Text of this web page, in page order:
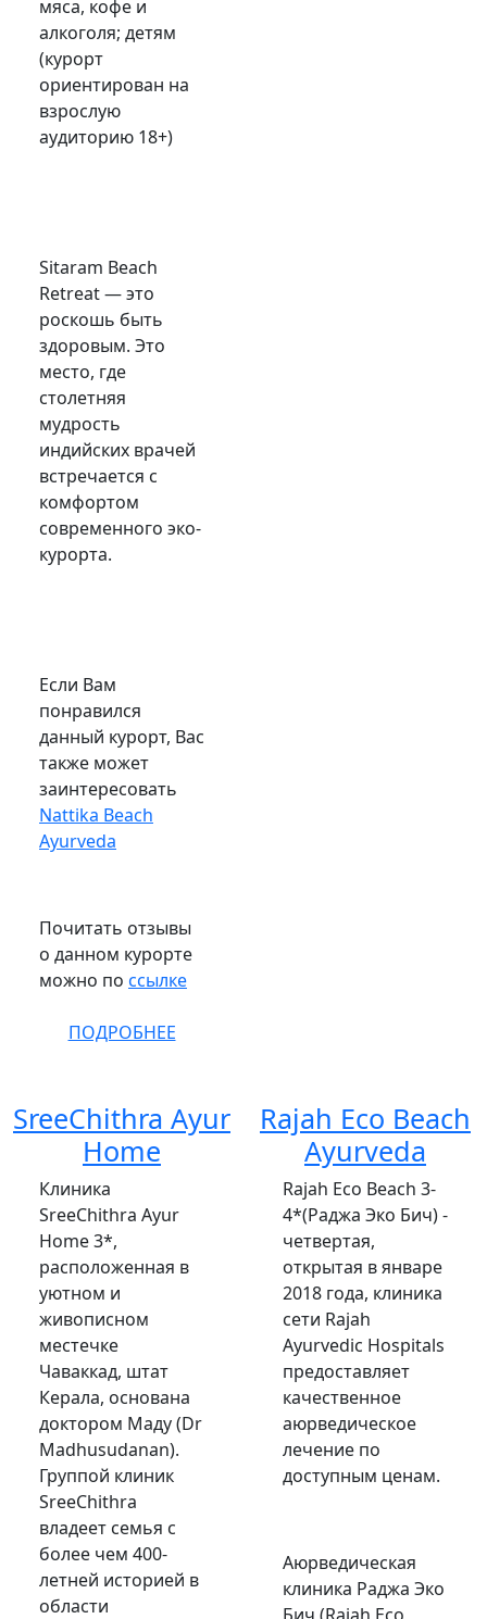
мяса, кофе и
алкоголя; детям
(курорт
ориентирован на
взрослую
аудиторию 18+)
Sitaram Beach
Retreat — это
роскошь быть
здоровым. Это
место, где
столетняя
мудрость
индийских врачей
встречается с
комфортом
современного эко-
курорта.
Если Вам
понравился
данный курорт, Вас
также может
заинтересовать
Nattika Beach
Ayurveda
Почитать отзывы
о данном курорте
можно по ссылке
ПОДРОБНЕЕ
SreeChithra Ayur
Home
Клиника
SreeChithra Ayur
Home 3*,
расположенная в
уютном и
живописном
местечке
Чаваккад, штат
Керала, основана
доктором Маду (Dr
Madhusudanan).
Группой клиник
SreeChithra
владеет семья с
более чем 400-
летней историей в
области
Rajah Eco Beach
Ayurveda
Rajah Eco Beach 3-
4*(Раджа Эко Бич) -
четвертая,
открытая в январе
2018 года, клиника
сети Rajah
Ayurvedic Hospitals
предоставляет
качественное
аюрведическое
лечение по
доступным ценам.
Аюрведическая
клиника Раджа Эко